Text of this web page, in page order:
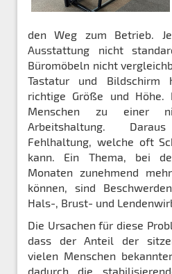
den Weg zum Betrieb.
Ausstattung nicht
Büromöbeln nicht
Tastatur und
richtige Größe und
Menschen zu einer
Arbeitshaltung.
Fehlhaltung, welche oft
kann. Ein Thema, bei
Monaten zunehmend
können, sind
Hals-, Brust- und
Die Ursachen für diese
dass der Anteil der
vielen Menschen
dadurch die